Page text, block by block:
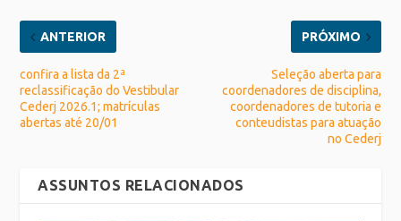
ANTERIOR
confira a lista da 2ª
reclassificação do Vestibular
Cederj 2026.1; matrículas
abertas até 20/01
PRÓXIMO
Seleção aberta para
coordenadores de disciplina,
coordenadores de tutoria e
conteudistas para atuação
no Cederj
ASSUNTOS RELACIONADOS